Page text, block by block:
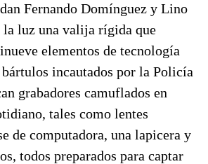
Fernando Domínguez y Lino
luz una valija rígida que
elementos de tecnología
incautados por la Policía
grabadores camuflados en
tales como lentes
de computadora, una lapicera y
todos preparados para captar